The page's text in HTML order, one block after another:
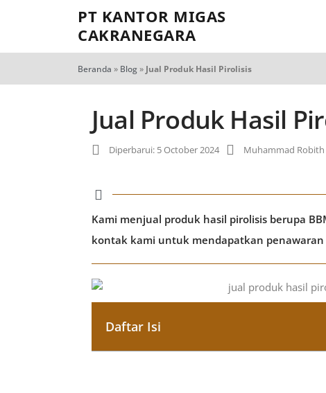
PT KANTOR MIGAS
CAKRANEGARA
Beranda » Blog» Jual Produk Hasil Pirolisis
Jual Produk Hasil
Diperbarui: 5 October 2024 Muhammad Robith
Kami menjual produk hasil pirolisis berupa
kontak kami untuk mendapatkan
Daftar Isi